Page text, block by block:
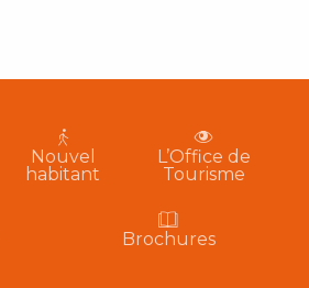
Nouvel
habitant
L’Office de
Tourisme
Brochures